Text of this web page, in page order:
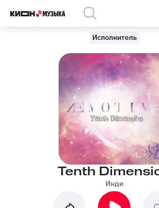
Исполнитель
Tenth
Инди